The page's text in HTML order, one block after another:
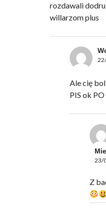
rozdawali
willarzom plus
Ale cię
PIS ok PO
23/
Z